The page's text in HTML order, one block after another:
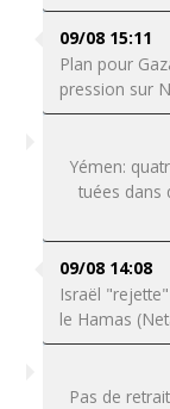
09/08 15:11
Plan pour
pression sur
Yémen:
tuées dans
09/08 14:08
Israël
le Hamas
Pas de